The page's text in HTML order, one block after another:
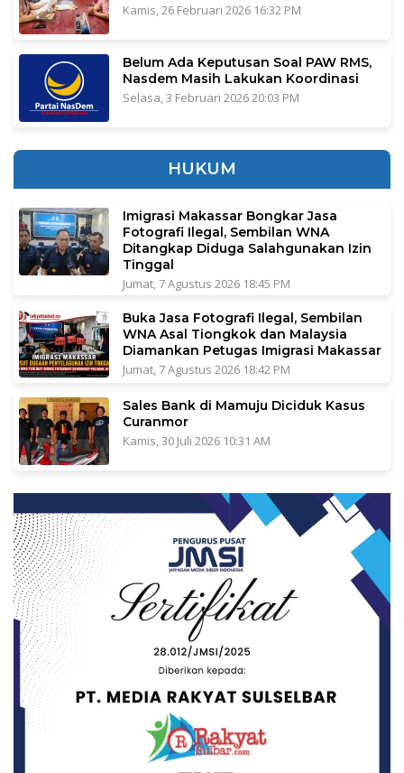
Kamis, 26 Februari 2026 16:32 PM
Belum Ada Keputusan Soal PAW RMS,
Nasdem Masih Lakukan Koordinasi
Selasa, 3 Februari 2026 20:03 PM
HUKUM
Imigrasi Makassar Bongkar Jasa
Fotografi Ilegal, Sembilan WNA
Ditangkap Diduga Salahgunakan Izin
Tinggal
Jumat, 7 Agustus 2026 18:45 PM
Buka Jasa Fotografi Ilegal, Sembilan
WNA Asal Tiongkok dan Malaysia
Diamankan Petugas Imigrasi Makassar
Jumat, 7 Agustus 2026 18:42 PM
Sales Bank di Mamuju Diciduk Kasus
Curanmor
Kamis, 30 Juli 2026 10:31 AM